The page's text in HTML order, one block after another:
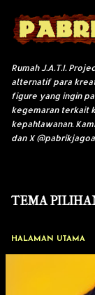
Rumah J.A.T.I.
alternatif para
figure yang ingin
kegemaran terkait
kepahlawanan.
dan X
TEMA
HALAMAN UTAMA